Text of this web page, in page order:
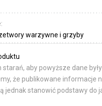
warzywne i grzyby
starań, aby powyższe dane
że publikowane informacje
jednak stanowić podstawy do